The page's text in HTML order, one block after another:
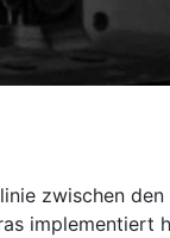
zwischen